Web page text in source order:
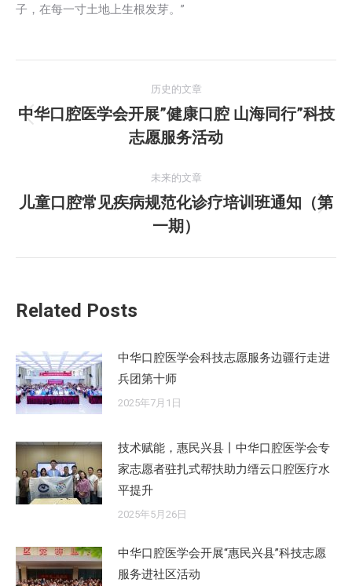
子，在每一寸土地上生根发芽。”
章
历史的文章
历
史
文
章：
中华口腔医学会开展”健康口腔 山海同行”科技
志愿服务活动
未来的文章
未
来
的
儿童口腔常见疾病规范化诊疗培训班通知（第
一期）
Related Posts
中华口腔医学会科技志愿服务边疆行走进
兵团第十师
2025年7月1日
技术赋能，惠民兴县丨中华口腔医学会专
家志愿者驻扎式帮扶助力缙云口腔医疗水
平提升
2025年5月26日
中华口腔医学会开展“惠民兴县”科技志愿
服务进社区活动